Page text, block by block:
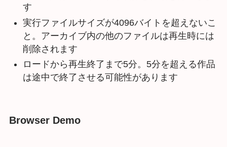
す
実行ファイルサイズが4096バイトを超えないこ
と。アーカイブ内の他のファイルは再生時には
削除されます
ロードから再生終了まで5分。5分を超える作品
は途中で終了させる可能性があります
Browser Demo